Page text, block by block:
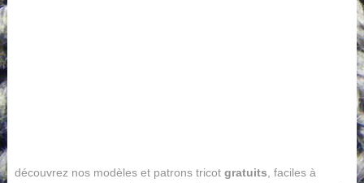
découvrez nos modèles et patrons tricot gratuits , faciles à